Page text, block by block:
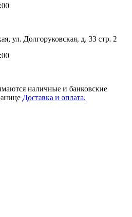
ул. Долгоруковская, д. 33 стр. 2
наличные и банковские
Доставка и оплата.